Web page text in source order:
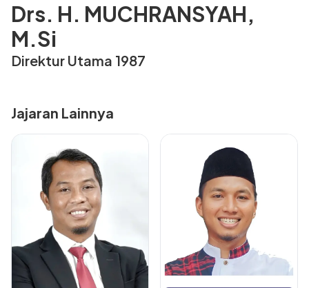
Drs. H. MUCHRANSYAH,
M.Si
Direktur Utama 1987
Jajaran Lainnya